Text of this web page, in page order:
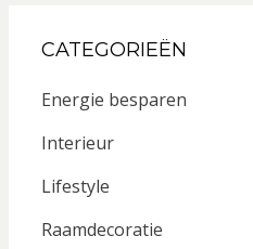
CATEGORIEËN
Energie besparen
Interieur
Lifestyle
Raamdecoratie